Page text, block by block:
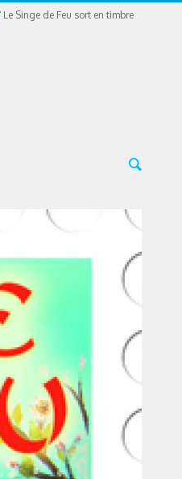
Le Singe de Feu sort en timbre